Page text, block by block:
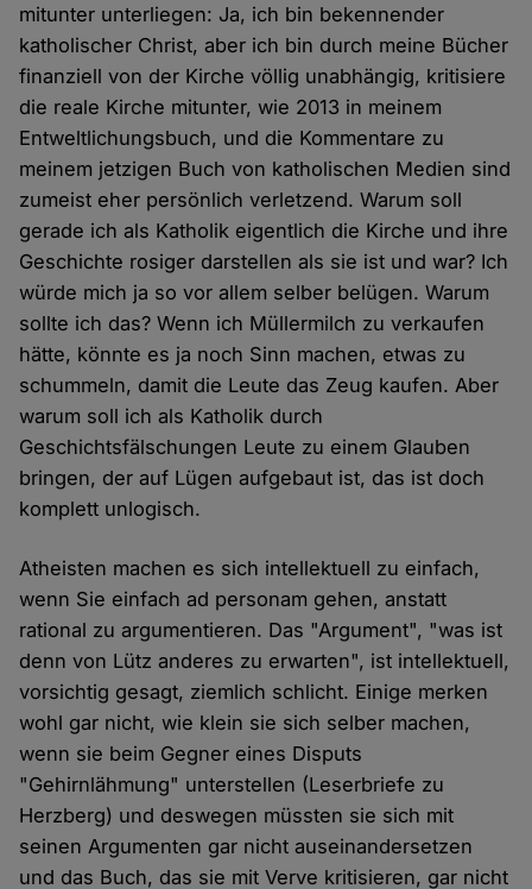
mitunter unterliegen: Ja, ich bin bekennender
katholischer Christ, aber ich bin durch meine Bücher
finanziell von der Kirche völlig unabhängig, kritisiere
die reale Kirche mitunter, wie 2013 in meinem
Entweltlichungsbuch, und die Kommentare zu
meinem jetzigen Buch von katholischen Medien sind
zumeist eher persönlich verletzend. Warum soll
gerade ich als Katholik eigentlich die Kirche und ihre
Geschichte rosiger darstellen als sie ist und war? Ich
würde mich ja so vor allem selber belügen. Warum
sollte ich das? Wenn ich Müllermilch zu verkaufen
hätte, könnte es ja noch Sinn machen, etwas zu
schummeln, damit die Leute das Zeug kaufen. Aber
warum soll ich als Katholik durch
Geschichtsfälschungen Leute zu einem Glauben
bringen, der auf Lügen aufgebaut ist, das ist doch
komplett unlogisch.
Atheisten machen es sich intellektuell zu einfach,
wenn Sie einfach ad personam gehen, anstatt
rational zu argumentieren. Das "Argument", "was ist
denn von Lütz anderes zu erwarten", ist intellektuell,
vorsichtig gesagt, ziemlich schlicht. Einige merken
wohl gar nicht, wie klein sie sich selber machen,
wenn sie beim Gegner eines Disputs
"Gehirnlähmung" unterstellen (Leserbriefe zu
Herzberg) und deswegen müssten sie sich mit
seinen Argumenten gar nicht auseinandersetzen
und das Buch, das sie mit Verve kritisieren, gar nicht